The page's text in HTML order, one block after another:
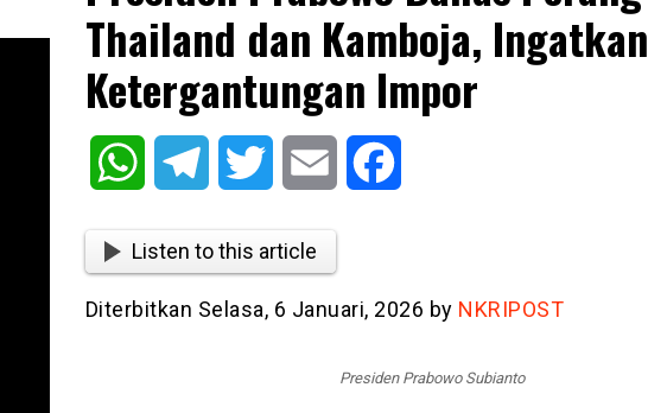
Thailand dan Kamboja, Ingatkan
Ketergantungan Impor
WhatsAppTelegram Twitter Email
Listen to this article
Diterbitkan Selasa, 6 Januari, 2026 by NKRIPOST
Presiden Prabowo Subianto